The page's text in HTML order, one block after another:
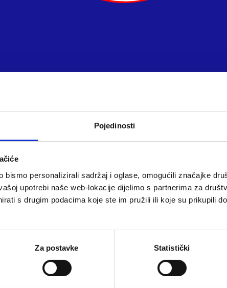
Pojedinosti
bismo personalizirali sadržaj i oglase, omogućili značajke
upotrebi naše web-lokacije dijelimo s partnerima za
s drugim podacima koje ste im pružili ili koje su prikupili
Za postavke Statistički